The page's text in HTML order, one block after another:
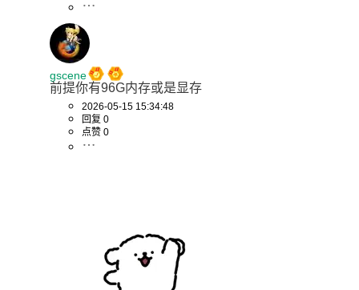
gscene
前提你有96G内存或是显存
2026-05-15 15:34:48
回复 0
点赞 0